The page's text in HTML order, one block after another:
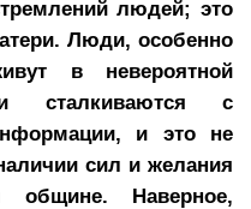
людей; это
Люди, особенно
в невероятной
сталкиваются с
и это не
сил и желания
общине. Наверное,